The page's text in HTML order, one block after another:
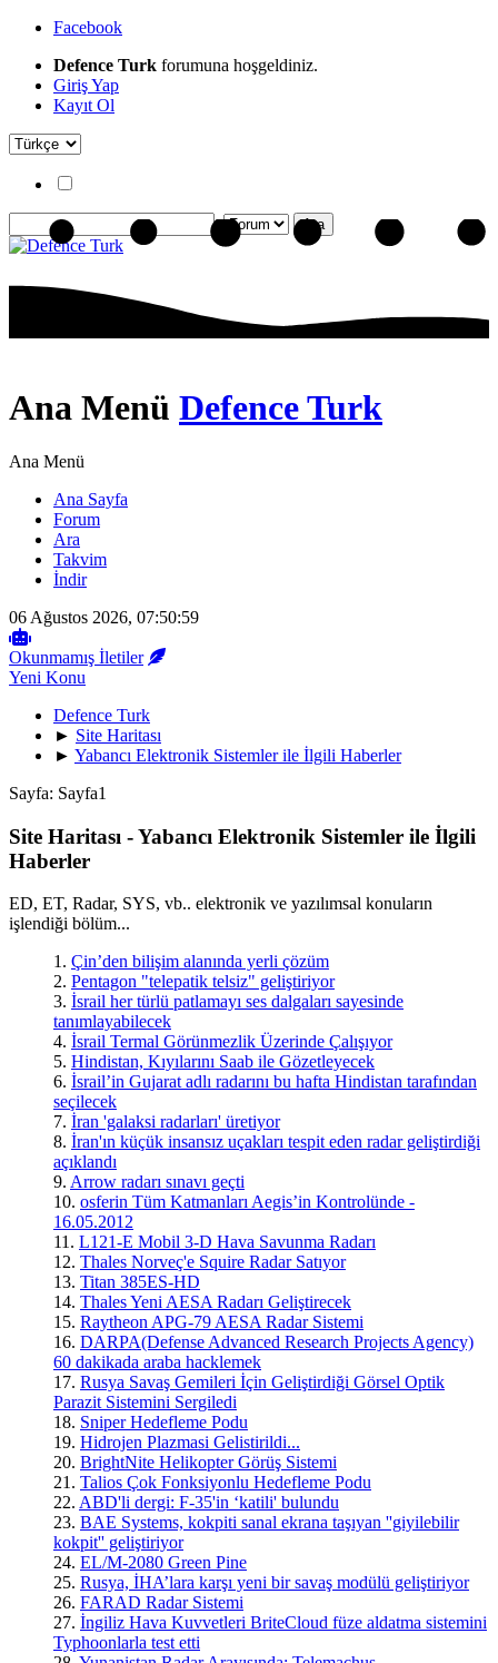
Facebook
Defence Turk forumuna hoşgeldiniz.
Giriş Yap
Kayıt Ol
Ana Menü Defence Turk
Ana Menü
Ana Sayfa
Forum
Ara
Takvim
İndir
06 Ağustos 2026, 07:50:59
Okunmamış İletiler
Yeni Konu
Defence Turk
► Site Haritası
► Yabancı Elektronik Sistemler ile İlgili Haberler
Sayfa: Sayfa1
Site Haritası - Yabancı Elektronik Sistemler ile İlgili
Haberler
ED, ET, Radar, SYS, vb.. elektronik ve yazılımsal konuların
işlendiği bölüm...
1. Çin’den bilişim alanında yerli çözüm
2. Pentagon "telepatik telsiz" geliştiriyor
3. İsrail her türlü patlamayı ses dalgaları sayesinde
tanımlayabilecek
4. İsrail Termal Görünmezlik Üzerinde Çalışıyor
5. Hindistan, Kıyılarını Saab ile Gözetleyecek
6. İsrail’in Gujarat adlı radarını bu hafta Hindistan tarafından
seçilecek
7. İran 'galaksi radarları' üretiyor
8. İran'ın küçük insansız uçakları tespit eden radar geliştirdiği
açıklandı
9. Arrow radarı sınavı geçti
10. osferin Tüm Katmanları Aegis’in Kontrolünde -
16.05.2012
11. L121-E Mobil 3-D Hava Savunma Radarı
12. Thales Norveç'e Squire Radar Satıyor
13. Titan 385ES-HD
14. Thales Yeni AESA Radarı Geliştirecek
15. Raytheon APG-79 AESA Radar Sistemi
16. DARPA(Defense Advanced Research Projects Agency)
60 dakikada araba hacklemek
17. Rusya Savaş Gemileri İçin Geliştirdiği Görsel Optik
Parazit Sistemini Sergiledi
18. Sniper Hedefleme Podu
19. Hidrojen Plazmasi Gelistirildi...
20. BrightNite Helikopter Görüş Sistemi
21. Talios Çok Fonksiyonlu Hedefleme Podu
22. ABD'li dergi: F-35'in ‘katili' bulundu
23. BAE Systems, kokpiti sanal ekrana taşıyan ''giyilebilir
kokpit'' geliştiriyor
24. EL/M-2080 Green Pine
25. Rusya, İHA’lara karşı yeni bir savaş modülü geliştiriyor
26. FARAD Radar Sistemi
27. İngiliz Hava Kuvvetleri BriteCloud füze aldatma sistemini
Typhoonlarla test etti